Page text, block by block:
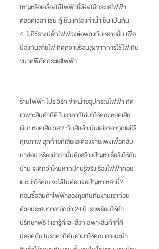
ใหญ่หรือเครื่องใช้ไฟฟ้าที่ต้องใช้กระแสไฟฟ้า
ตลอดเวลา เช่น ตู้เย็น เครื่องทำน้ำเย็น เป็นต้น
4. ไม่ใช้รางปลั๊กไฟพ่วงต่อพ่วงกันหลายชั้น เพื่อ
ป้องกันสายไฟเกิดความร้อนสูงจากการใช้ไฟเกิน
ขนาดพิกัดกระแสไฟฟ้า
ร้านไฟฟ้า โปรเวิร์ค จำหน่ายอุปกรณ์ไฟฟ้า คัด
เฉพาะสินค้าที่ดี ในราคาที่ใช่มาให้คุณ หยุดเสีย
เงิน!หยุดเสียเวลา!กับสินค้าเน้นแค่ราคาถูกแต่ไร้
คุณภาพ สุดท้ายก็เสียและต้องจ่ายแพงเพื่อกลับ
มาซ่อม หรือแย่กว่านั้นคือสร้างปัญหาเรื้อรังให้กับ
บ้าน จะดีกว่าไหมหากมีคนรู้จริงเรื่องไฟฟ้าคอย
แนะนำให้คุณ จะได้ไม่ต้องเจอปัญหาเหล่านี้?
ก่อนซื้อสินค้าไฟฟ้าลองคุยกับทีมงานเราก่อน
ด้วยประสบการณ์กว่า20ปี เราพร้อมให้คำ
ปรึกษาฟรี! เรารู้ดีและเลือกเฉพาะสินค้าที่ดี
ปลอดภัย ในราคาที่คุ้มค่ามาให้คุณ เราแนะนำ